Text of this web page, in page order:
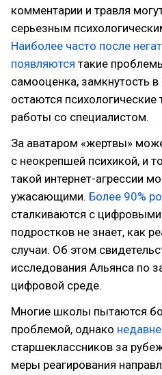
комментарии и травля
серьезным
Наиболее часто после
появляются такие
самооценка, замкнутость
остаются
работы со специалистом.
За аватаром «жертвы»
с неокрепшей психикой, и
такой интернет-агрессии
ужасающими. Более 90%
сталкиваются с цифровыми
подростков не знает, как
случаи. Об этом
исследования Альянса по
цифровой среде.
Многие школы пытаются
проблемой, однако
старшеклассников за
меры реагирования